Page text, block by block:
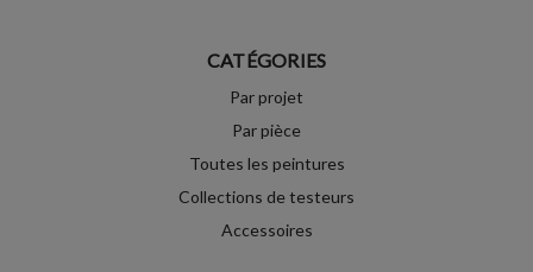
CATÉGORIES
Par projet
Par pièce
Toutes les peintures
Collections de testeurs
Accessoires